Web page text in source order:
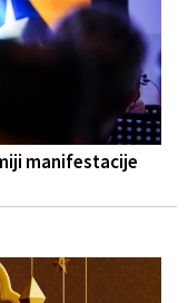
manifestacije